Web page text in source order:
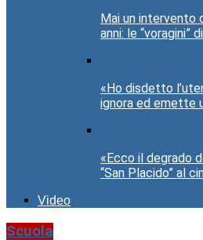
Mai un intervento
anni: le “voragini”
«Ho disdetto
ignora ed emette
«Ecco il degrado
“San Placido” al
Video
Scuola